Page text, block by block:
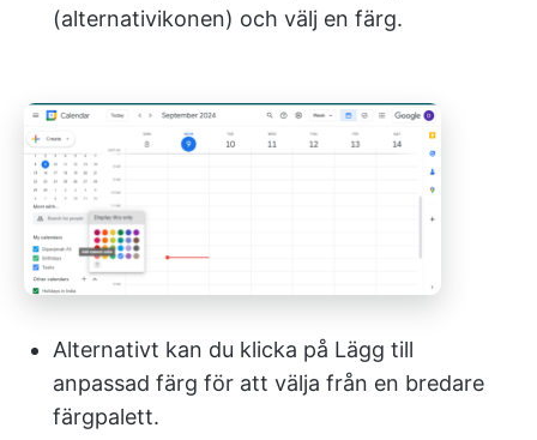
(alternativikonen) och välj en färg.
Alternativt kan du klicka på Lägg till
anpassad färg för att välja från en bredare
färgpalett.